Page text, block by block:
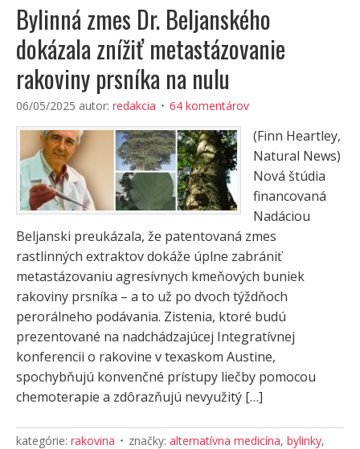
Bylinná zmes Dr. Beljanského
dokázala znížiť metastázovanie
rakoviny prsníka na nulu
06/05/2025 autor: redakcia 64 komentárov
(Finn Heartley,
Natural News)
Nová štúdia
financovaná
Nadáciou
Beljanski preukázala, že patentovaná zmes
rastlinných extraktov dokáže úplne zabrániť
metastázovaniu agresívnych kmeňových buniek
rakoviny prsníka – a to už po dvoch týždňoch
perorálneho podávania. Zistenia, ktoré budú
prezentované na nadchádzajúcej Integratívnej
konferencii o rakovine v texaskom Austine,
spochybňujú konvenčné prístupy liečby pomocou
chemoterapie a zdôrazňujú nevyužitý […]
kategórie: rakovina značky: alternatívna medicína, bylinky,